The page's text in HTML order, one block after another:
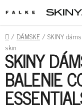
NA
OBSAH
DOMOV
/ DÁMSKE/ SKINY
skin
SKINY
BALENIE